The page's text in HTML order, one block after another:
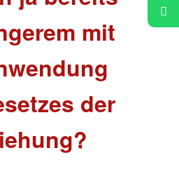
mit
der